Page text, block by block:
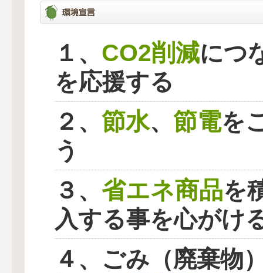
１、 CO2削減につ
を応援する
２、 節水、 節電を
う
３、 省エネ商品を
入する事を心がけ
４、ごみ（廃棄物